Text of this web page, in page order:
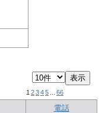
1 2345 66
電話